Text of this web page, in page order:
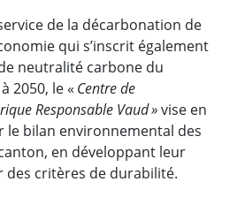
de la décarbonation de
qui s’inscrit également
neutralité carbone du
2050, le « Centre de
Responsable Vaud »vise en
le bilan environnemental des
en développant leur
des critères de durabilité.